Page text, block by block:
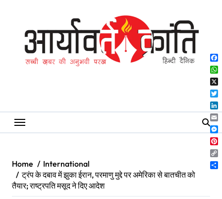
Home
International
ट्रंप के दबाव में झुका ईरान, परमाणु मुद्दे पर अमेरिका से बातचीत को
तैयार; राष्ट्रपति मसूद ने दिए आदेश
X